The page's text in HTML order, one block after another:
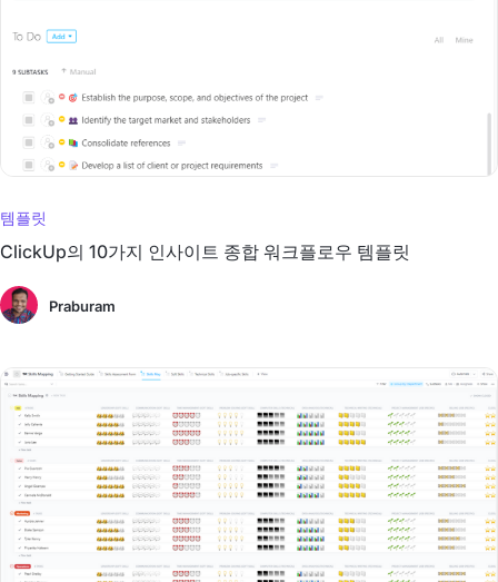
템플릿
ClickUp의 10가지 인사이트 종합 워크플로우 템플릿
Praburam